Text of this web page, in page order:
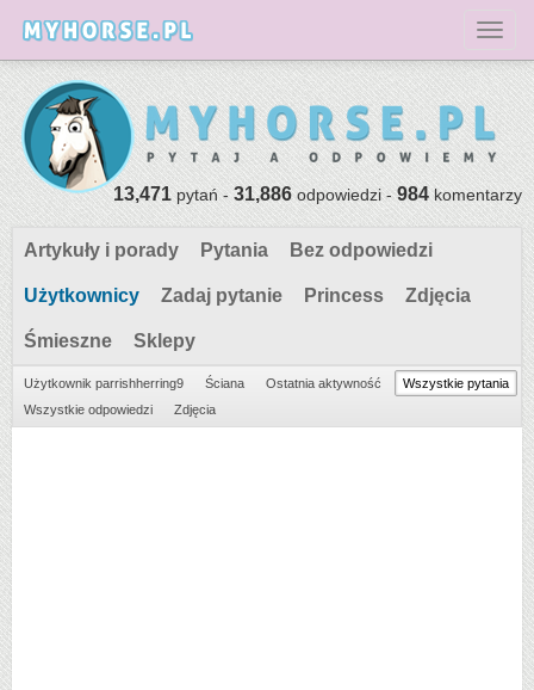
13,471pytań -31,886odpowiedzi -984komentarzy
Artykuły i porady Pytania Bez odpowiedzi
Użytkownicy Zadaj pytanie Princess Zdjęcia
Śmieszne Sklepy
Użytkownik parrishherring9 Ściana Ostatnia aktywność
Wszystkie pytania
Wszystkie odpowiedzi
Zdjęcia